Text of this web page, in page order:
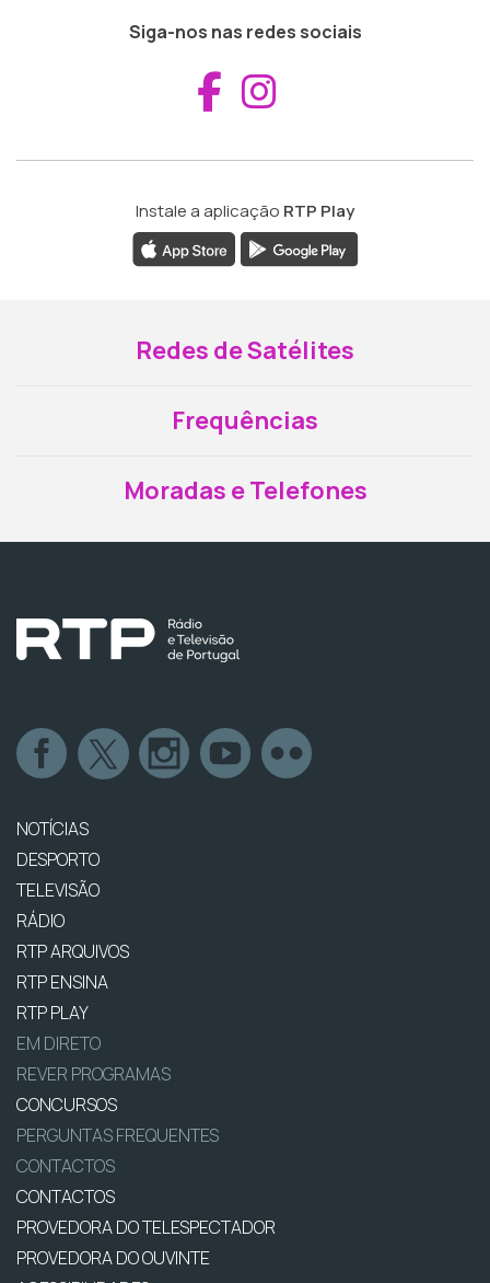
Siga-nos nas redes sociais
Aceder ao
Instale a aplicação RTP Play
Redes de Satélites
Frequências
Moradas e Telefones
NOTÍCIAS
DESPORTO
TELEVISÃO
RÁDIO
RTP ARQUIVOS
RTP ENSINA
RTP PLAY
EM DIRETO
REVER PROGRAMAS
CONCURSOS
PERGUNTAS FREQUENTES
CONTACTOS
CONTACTOS
PROVEDORA DO TELESPECTADOR
PROVEDORA DO OUVINTE